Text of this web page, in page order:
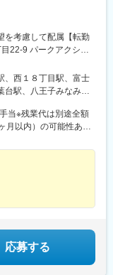
を考慮して配属【転勤
22-9 パークアクシス
宿区下宮比町／昭島
野■北海道 苫小牧市柳
田庫■神奈川県 藤沢
美南■千葉県 銚子市三
／木更津市築地■山梨
丹羽郡扶桑町／豊橋市
／名古屋市南区／常
四日市市泊小柳町／四
阜市柳津町■滋賀
尾台／加西市北条町
、西１８丁目駅、富士
駅、八王子みなみ野
温泉駅、芦原駅、東静
駅、松岸駅、香西駅、
袋駅、北条町駅、稲
山公園駅、呼続駅、
静岡鉄道線)、妙音通
駅(三重県)、長沼駅(静
当※残業代は別途全額
月以内）の可能性あ
はご自宅から車で1時間
応募する